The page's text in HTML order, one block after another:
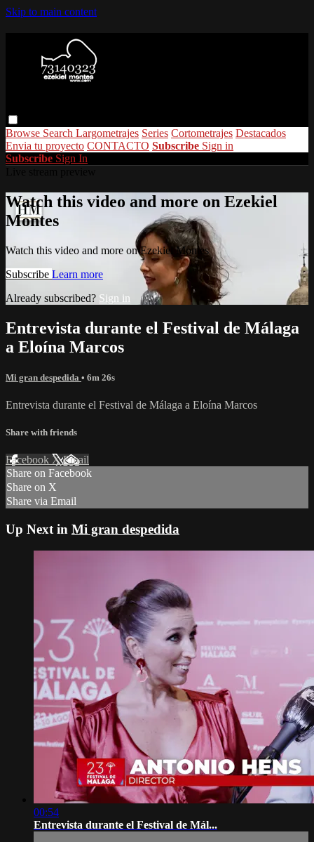
Skip to main content
Browse Search Largometrajes Series Cortometrajes Destacados
Envia tu proyecto CONTACTO Subscribe Sign in
Subscribe Sign In
Watch this video and more on Ezekiel
Montes
Watch this video and more on Ezekiel Montes
Subscribe Learn more
Already subscribed? Sign in
Entrevista durante el Festival de Málaga
a Eloína Marcos
Mi gran despedida • 6m 26s
Entrevista durante el Festival de Málaga a Eloína Marcos
Share with friends
Facebook XEmail
Share on Facebook
Share on X
Share via Email
Up Next in Mi gran despedida
00:54
Entrevista durante el Festival de Mál...